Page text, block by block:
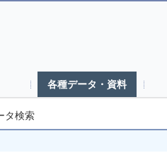
各種データ・資料
タ検索